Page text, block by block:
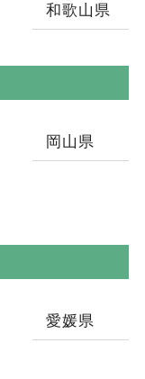
和歌山県
岡山県
愛媛県